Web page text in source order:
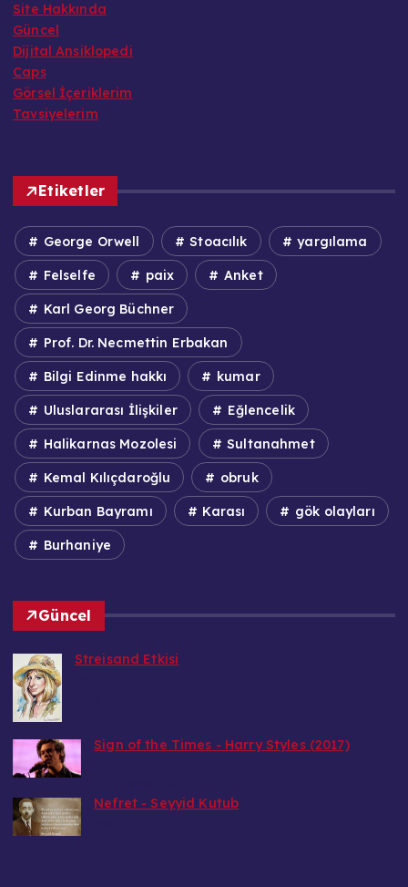
Site Hakkında
Güncel
Dijital Ansiklopedi
Caps
Görsel İçeriklerim
Tavsiyelerim
Etiketler
George Orwell Stoacılık yargılama
Felselfe paix Anket
Karl Georg Büchner
Prof. Dr. Necmettin Erbakan
Bilgi Edinme hakkı kumar
Uluslararası İlişkiler Eğlencelik
Halikarnas Mozolesi Sultanahmet
Kemal Kılıçdaroğlu obruk
Kurban Bayramı Karası gök olayları
Burhaniye
Güncel
Streisand Etkisi
Sign of the Times - Harry Styles (2017)
Nefret - Seyyid Kutub